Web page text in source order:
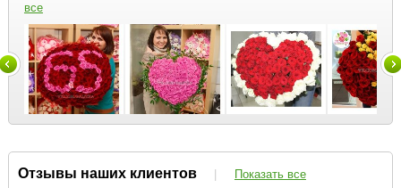
все
Отзывы наших клиентов | Показать все